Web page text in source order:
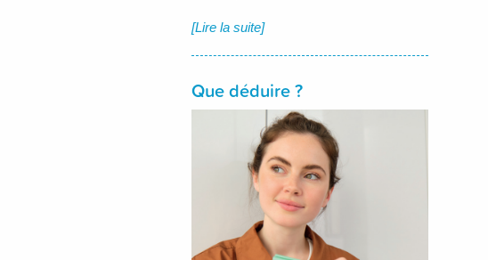
[Lire la suite]
Que déduire ?